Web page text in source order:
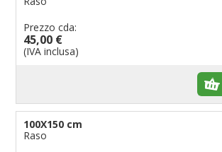
Prezzo cda:
45,00 €
(IVA inclusa)
100X150 cm
Raso